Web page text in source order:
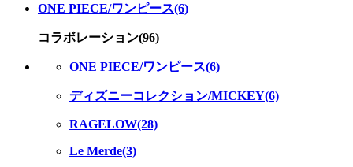
ONE PIECE/ワンピース(6)
コラボレーション(96)
ONE PIECE/ワンピース(6)
ディズニーコレクション/MICKEY(6)
RAGELOW(28)
Le Merde(3)